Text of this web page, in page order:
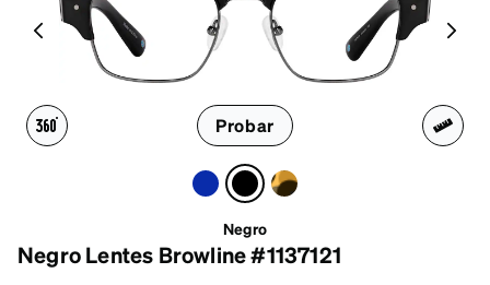
Probar
Negro
Negro Lentes Browline #1137121